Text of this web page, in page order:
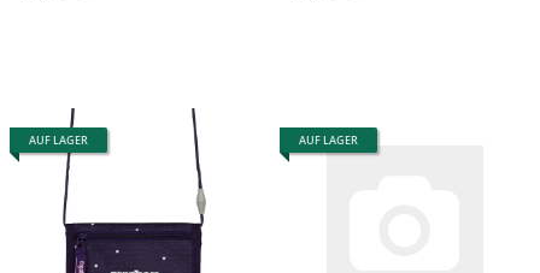
AUF LAGER AUF LAGER